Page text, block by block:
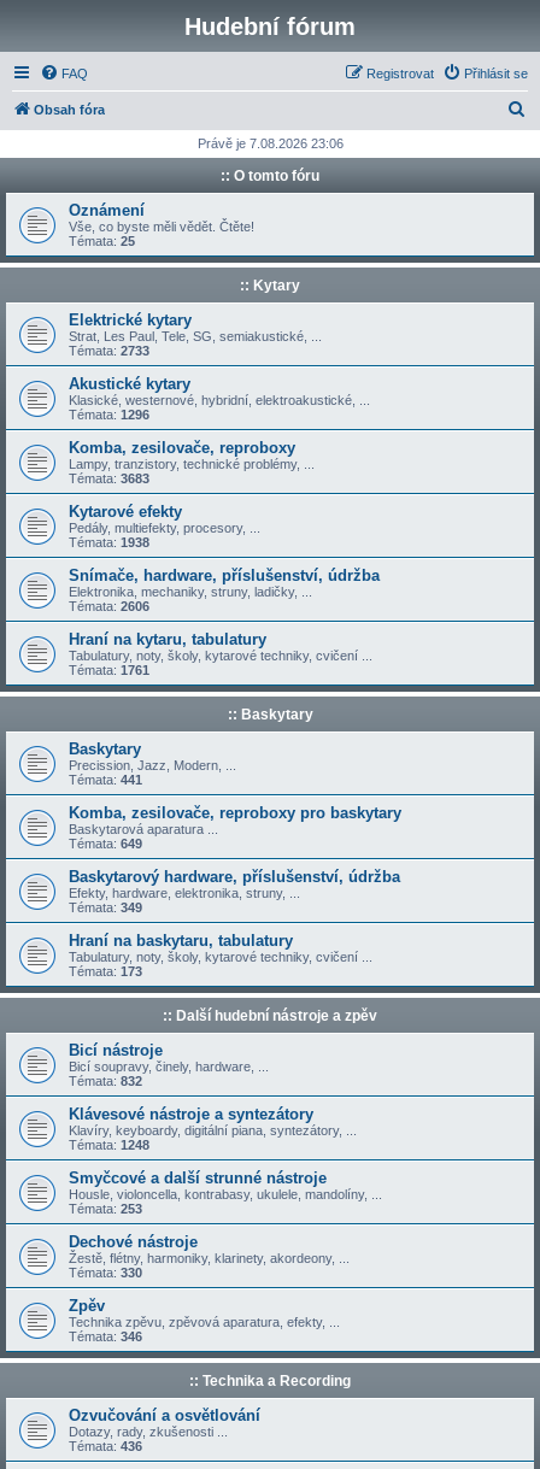
Hudební fórum
FAQ Přihlásit se
Registrovat
Obsah fóra
d
t
Právě je 7.08.2026 23:06
:: O tomto fóru
Oznámení
Vše, co byste měli vědět. Čtěte!
Témata: 25
:: Kytary
Elektrické kytary
Strat, Les Paul, Tele, SG, semiakustické, ...
Témata: 2733
Akustické kytary
Klasické, westernové, hybridní, elektroakustické, ...
Témata: 1296
Komba, zesilovače, reproboxy
Lampy, tranzistory, technické problémy, ...
Témata: 3683
Kytarové efekty
Pedály, multiefekty, procesory, ...
Témata: 1938
Snímače, hardware, příslušenství, údržba
Elektronika, mechaniky, struny, ladičky, ...
Témata: 2606
Hraní na kytaru, tabulatury
Tabulatury, noty, školy, kytarové techniky, cvičení ...
Témata: 1761
:: Baskytary
Baskytary
Precission, Jazz, Modern, ...
Témata: 441
Komba, zesilovače, reproboxy pro baskytary
Baskytarová aparatura ...
Témata: 649
Baskytarový hardware, příslušenství, údržba
Efekty, hardware, elektronika, struny, ...
Témata: 349
Hraní na baskytaru, tabulatury
Tabulatury, noty, školy, kytarové techniky, cvičení ...
Témata: 173
:: Další hudební nástroje a zpěv
Bicí nástroje
Bicí soupravy, činely, hardware, ...
Témata: 832
Klávesové nástroje a syntezátory
Klavíry, keyboardy, digitální piana, syntezátory, ...
Témata: 1248
Smyčcové a další strunné nástroje
Housle, violoncella, kontrabasy, ukulele, mandolíny, ...
Témata: 253
Dechové nástroje
Žestě, flétny, harmoniky, klarinety, akordeony, ...
Témata: 330
Zpěv
Technika zpěvu, zpěvová aparatura, efekty, ...
Témata: 346
:: Technika a Recording
Ozvučování a osvětlování
Dotazy, rady, zkušenosti ...
Témata: 436